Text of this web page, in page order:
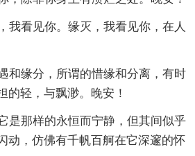
我看见你。缘灭，我看见你，在人
和缘分，所谓的惜缘和分离，有时
的轻，与飘渺。晚安！
是那样的永恒而宁静，但其间似乎
动，仿佛有千帆百舸在它深邃的怀